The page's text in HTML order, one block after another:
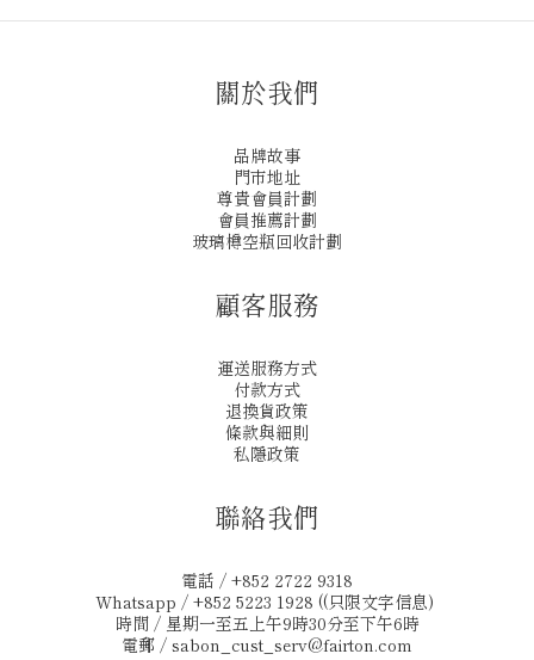
關於我們
品牌故事
門市地址
尊貴會員計劃
會員推薦計劃
玻璃樽空瓶回收計劃
顧客服務
運送服務方式
付款方式
退換貨政策
條款與細則
私隱政策
聯絡我們
電話 / +852 2722 9318
Whatsapp / +852 5223 1928 ((只限文字信息)
時間 / 星期一至五上午9時30分至下午6時
電郵 / sabon_cust_serv@fairton.com